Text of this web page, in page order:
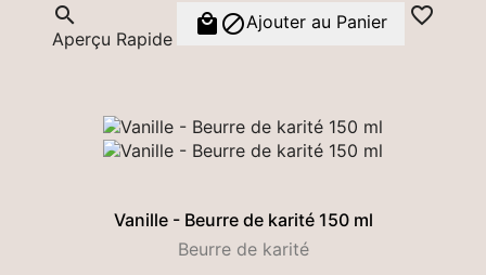

Aperçu Rapide
 Ajouter au Panier 
Vanille - Beurre de karité 150 ml
Beurre de karité